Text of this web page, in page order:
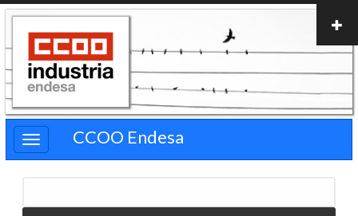
Pasar
contenido
principal
CCOO Endesa